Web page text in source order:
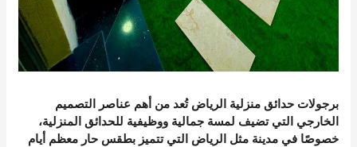
برجولات حدائق منزلية الرياض تُعد من أهم عناصر التصميم
الخارجي التي تضيف لمسة جمالية ووظيفية للحدائق المنزلية،
خصوصًا في مدينة مثل الرياض التي تتميز بطقس حار معظم أيام